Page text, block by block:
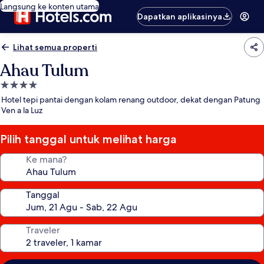
Langsung ke konten utama
Dapatkan aplikasinya
Lihat semua properti
Ahau Tulum
Properti
bintang
4.0
Hotel tepi pantai dengan kolam renang outdoor, dekat dengan Patung
Ven a la Luz
Pilih tanggal untuk melihat harga
Ke mana?
Tanggal
Traveler